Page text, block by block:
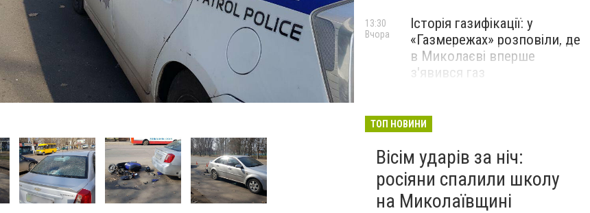
Історія газифікації: у
«Газмережах» розповіли, де
в Миколаєві вперше
з'явився газ
13:30
Вчора
Миколаєві 2026: шукаємо
перезавантаження
ПАРТНЕРСЬКИЙ СПЕЦПРОЄКТ
Вчора
ТОП НОВИНИ
Вісім ударів за ніч:
росіяни спалили школу
на Миколаївщині